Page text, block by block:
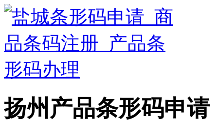
扬州产品条形码申请